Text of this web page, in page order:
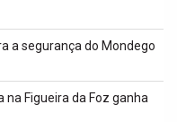
a segurança do Mondego
na Figueira da Foz ganha